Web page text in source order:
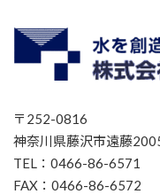
〒252-0816
神奈川県藤沢市遠藤
TEL：0466-86-6571
FAX：0466-86-6572